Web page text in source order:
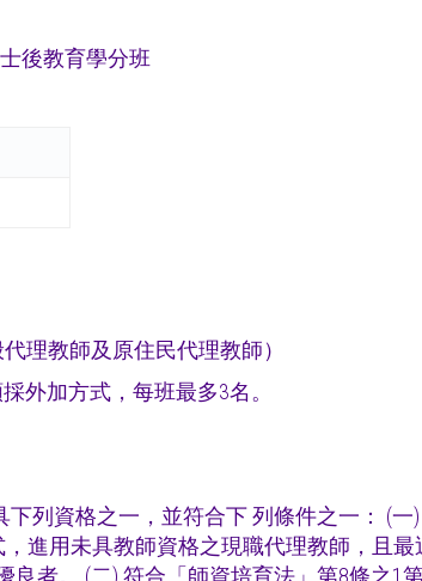
後教育學分班
理教師及原住民代理教師）
外加方式，每班最多3名。
列資格之一，並符合下 列條件之一： (
進用未具教師資格之現職代理教師，且
良者。 (二) 符合「師資培育法」第8條之1